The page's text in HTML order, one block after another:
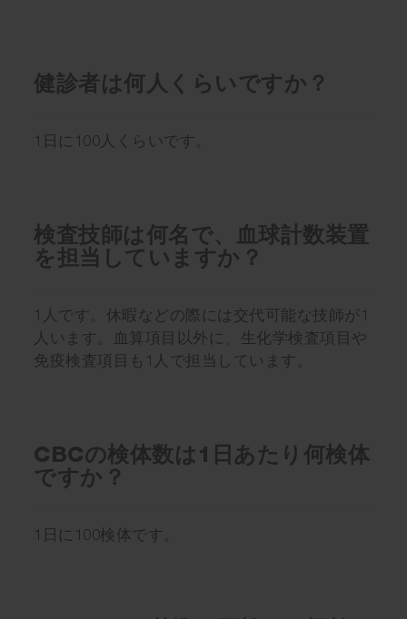
健診者は何人くらいですか？
1日に100人くらいです。
検査技師は何名で、血球計数装置
を担当していますか？
1人です。休暇などの際には交代可能な技師が1
人います。血算項目以外に、生化学検査項目や
免疫検査項目も1人で担当しています。
CBCの検体数は1日あたり何検体
ですか？
1日に100検体です。